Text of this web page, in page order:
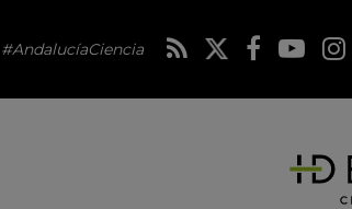
#AndalucíaCiencia